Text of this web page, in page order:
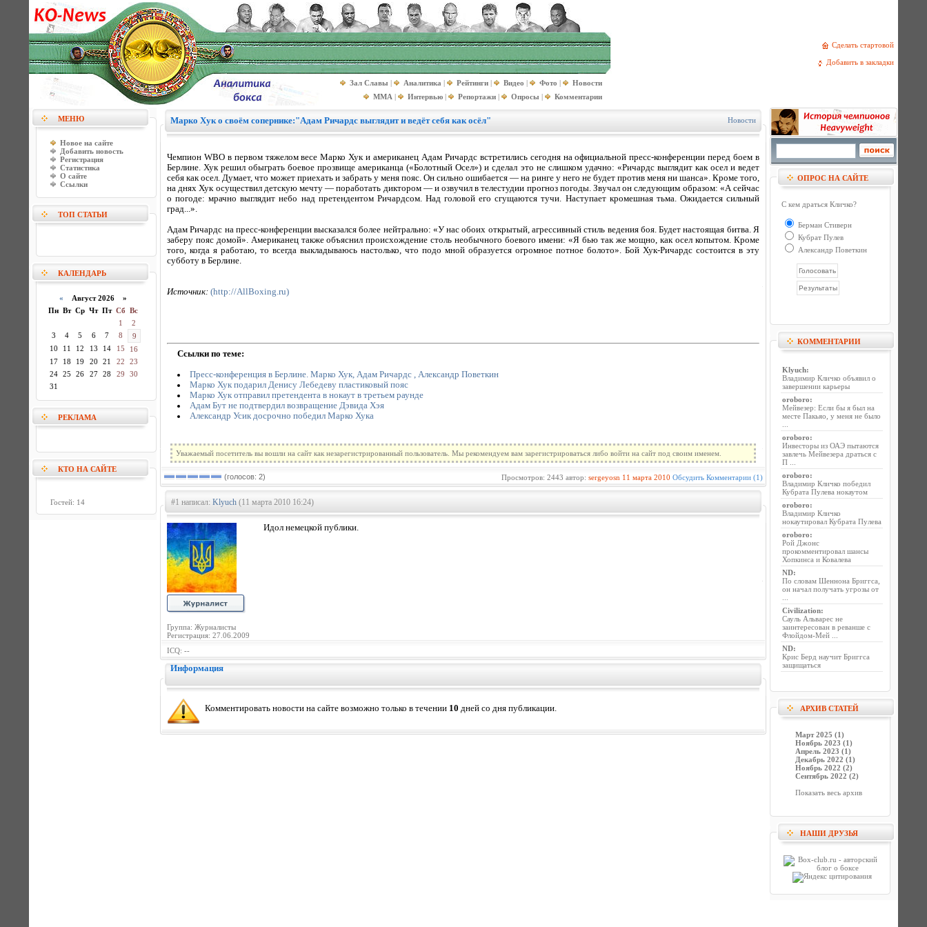
Сделать стартовой
Добавить в закладки
Зал Славы | Аналитика | Рейтинги | Видео | Фото |
Новости
MMA | Интервью | Репортажи | Опросы | Комментарии
МЕНЮ
Новое на сайте
Добавить новость
Регистрация
Статистика
О сайте
Ссылки
ТОП СТАТЬИ
КАЛЕНДАРЬ
« Август 2026 »
Пн Вт Ср Чт Пт Сб Вс
1
2
3
4 5 6 7 8
9
10
11 12 13 14 15
16
17
18 19 20 21 22
23
24
25 26 27 28 29
30
31
РЕКЛАМА
КТО НА САЙТЕ
Гостей: 14
Марко Хук о своём сопернике:"Адам Ричардс выглядит и ведёт себя как осёл" Новости
Чемпион WBO в первом тяжелом весе Марко Хук и американец Адам Ричардс встретились сегодня на официальной пресс-конференции перед боем в
Берлине. Хук решил обыграть боевое прозвище американца («Болотный Осел») и сделал это не слишком удачно: «Ричардс выглядит как осел и ведет
себя как осел. Думает, что может приехать и забрать у меня пояс. Он сильно ошибается — на ринге у него не будет против меня ни шанса». Кроме того,
на днях Хук осуществил детскую мечту — поработать диктором — и озвучил в телестудии прогноз погоды. Звучал он следующим образом: «А сейчас
о погоде: мрачно выглядит небо над претендентом Ричардсом. Над головой его сгущаются тучи. Наступает кромешная тьма. Ожидается сильный
град...».
Адам Ричардс на пресс-конференции высказался более нейтрально: «У нас обоих открытый, агрессивный стиль ведения боя. Будет настоящая битва. Я
заберу пояс домой». Американец также объяснил происхождение столь необычного боевого имени: «Я бью так же мощно, как осел копытом. Кроме
того, когда я работаю, то всегда выкладываюсь настолько, что подо мной образуется огромное потное болото». Бой Хук-Ричардс состоится в эту
субботу в Берлине.
Источник: (http://AllBoxing.ru)
Ссылки по теме:
Пресс-конференция в Берлине. Марко Хук, Адам Ричардс , Александр Поветкин
Марко Хук подарил Денису Лебедеву пластиковый пояс
Марко Хук отправил претендента в нокаут в третьем раунде
Адам Бут не подтвердил возвращение Дэвида Хэя
Александр Усик досрочно победил Марко Хука
Уважаемый посетитель вы вошли на сайт как незарегистрированный пользователь. Мы рекомендуем вам зарегистрироваться либо войти на сайт под своим именем.
(голосов: 2) Просмотров: 2443 автор: sergeyosn 11 марта 2010 Обсудить Комментарии (1)
#1 написал: Klyuch (11 марта 2010 16:24)
Группа: Журналисты
Регистрация: 27.06.2009
Идол немецкой публики.
ICQ: --
Информация
Комментировать новости на сайте возможно только в течении 10 дней со дня публикации.
ОПРОС НА САЙТЕ
С кем драться Кличко?
Берман Стиверн
Кубрат Пулев
Александр Поветкин
КОММЕНТАРИИ
Klyuch:
Владимир Кличко объявил о
завершении карьеры
oroboro:
Мейвезер: Если бы я был на
месте Пакьяо, у меня не было
oroboro:
Инвесторы из ОАЭ пытаются
завлечь Мейвезера драться с
П ...
oroboro:
Владимир Кличко победил
Кубрата Пулева нокаутом
oroboro:
Владимир Кличко
нокаутировал Кубрата Пулева
oroboro:
Рой Джонс
прокомментировал шансы
Хопкинса и Ковалева
ND:
По словам Шеннона Бриггса,
он начал получать угрозы от
Civilization:
Сауль Альварес не
заинтересован в реванше с
Флойдом-Мей ...
ND:
Крис Берд научит Бриггса
защищаться
АРХИВ СТАТЕЙ
Март 2025 (1)
Ноябрь 2023 (1)
Апрель 2023 (1)
Декабрь 2022 (1)
Ноябрь 2022 (2)
Сентябрь 2022 (2)
Показать весь архив
НАШИ ДРУЗЬЯ